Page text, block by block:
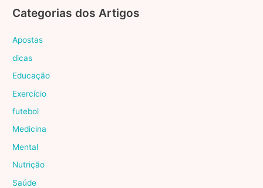
Categorias dos Artigos
Apostas
dicas
Educação
Exercício
futebol
Medicina
Mental
Nutrição
Saúde